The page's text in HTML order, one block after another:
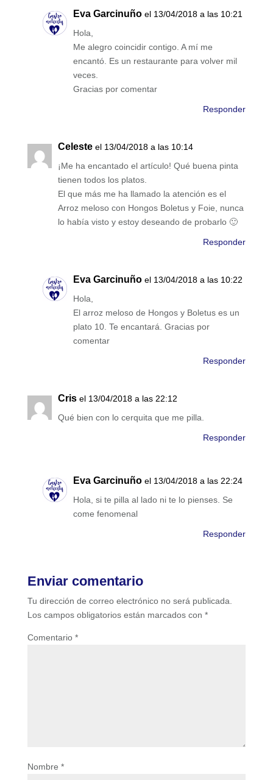
Eva Garcinuño el 13/04/2018 a las 10:21
Hola,
Me alegro coincidir contigo. A mí me
encantó. Es un restaurante para volver mil
veces.
Gracias por comentar
Responder
Celeste el 13/04/2018 a las 10:14
¡Me ha encantado el artículo! Qué buena pinta
tienen todos los platos.
El que más me ha llamado la atención es el
Arroz meloso con Hongos Boletus y Foie, nunca
lo había visto y estoy deseando de probarlo 🙂
Responder
Eva Garcinuño el 13/04/2018 a las 10:22
Hola,
El arroz meloso de Hongos y Boletus es un
plato 10. Te encantará. Gracias por
comentar
Responder
Cris el 13/04/2018 a las 22:12
Qué bien con lo cerquita que me pilla.
Responder
Eva Garcinuño el 13/04/2018 a las 22:24
Hola, si te pilla al lado ni te lo pienses. Se
come fenomenal
Responder
Enviar comentario
Tu dirección de correo electrónico no será publicada.
Los campos obligatorios están marcados con *
Comentario *
Nombre *